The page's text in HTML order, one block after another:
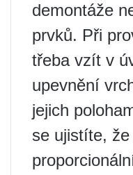
demontáže
prvků. Při
třeba vzít v
upevnění
jejich
se ujistíte,